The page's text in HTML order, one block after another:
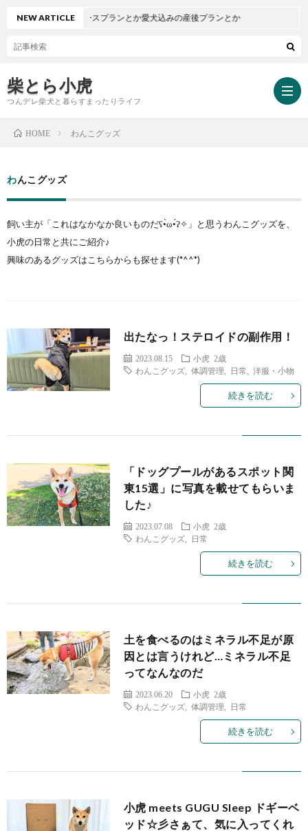
柴とら小虎
つんデレ柴犬と暮らすまったりライフ
小
録
NEW ARTICLEバースプランとか愛犬込みの産後プランとか
HOME わんこグッズ
わんこグッズ
飼い主が「これはなかなか良いものだʕ•̀ω•́ʔ✧」と思うわんこグッズを、
小虎の日常と共にご紹介♪
興味のあるグッズはこちらからも探せます(*^^*)
出たなっ！ステロイドの副作用！
2023.08.15
小虎 2歳
わんこグッズ, 体調管理 日常 洋服・小物
続きを読む
「ドッグプールがあるスポット関
東15選」に写真を載せてもらいま
した♪
2023.07.08
小虎 2歳
わんこグッズ, 日常
続きを読む
土を食べるのはミネラル不足が原
因とは言うけれど…ミネラル不足
ってなんなのだ
2023.06.20
小虎 2歳
わんこグッズ, 体調管理 日常
続きを読む
小虎 meets GUGU Sleep ドギーベ
ッド☆彡さぁて、気に入ってくれ